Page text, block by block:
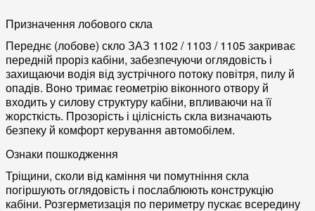
Призначення лобового скла
Переднє (лобове) скло ЗАЗ 1102 / 1103 / 1105 закриває
передній проріз кабіни, забезпечуючи оглядовість і
захищаючи водія від зустрічного потоку повітря, пилу й
опадів. Воно тримає геометрію віконного отвору й
входить у силову структуру кабіни, впливаючи на її
жорсткість. Прозорість і цілісність скла визначають
безпеку й комфорт керування автомобілем.
Ознаки пошкодження
Тріщини, сколи від каміння чи помутніння скла
погіршують оглядовість і послаблюють конструкцію
кабіни. Розгерметизація по периметру пускає всередину